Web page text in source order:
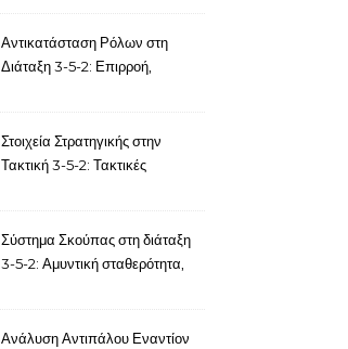
Αντικατάσταση Ρόλων στη
Διάταξη 3-5-2: Επιρροή,
Στοιχεία Στρατηγικής στην
Τακτική 3-5-2: Τακτικές
Σύστημα Σκούπας στη διάταξη
3-5-2: Αμυντική σταθερότητα,
Ανάλυση Αντιπάλου Εναντίον